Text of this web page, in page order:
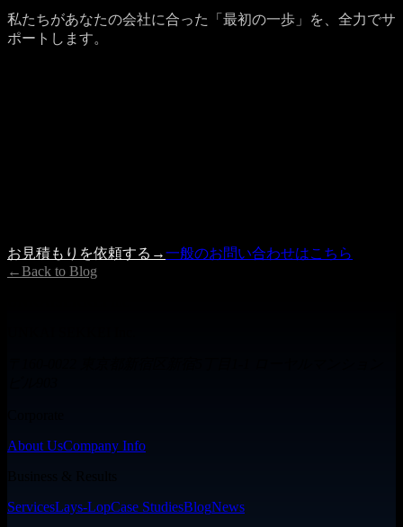
私たちがあなたの会社に合った「最初の一歩」を、全力でサ
ポートします。
お見積もりを依頼する →一般のお問い合わせはこちら
←Back to Blog
About UsCompany Info
ServicesLays-LopCase StudiesBlogNews